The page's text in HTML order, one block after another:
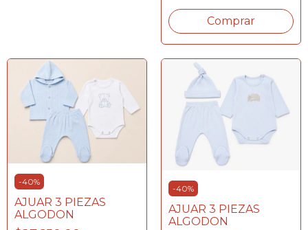
Comprar
-40%
AJUAR 3 PIEZAS
ALGODON
-40%
AJUAR 3 PIEZAS
ALGODON